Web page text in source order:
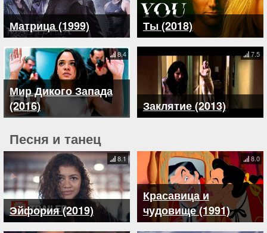
Матрица (1999) Ты (2018)
Мир Дикого Запада
(2016)
8.4
Заклятие (2013)
7.5
Песня и танец
Эйфория (2019)
8.1
Красавица и
чудовище (1991)
8.0